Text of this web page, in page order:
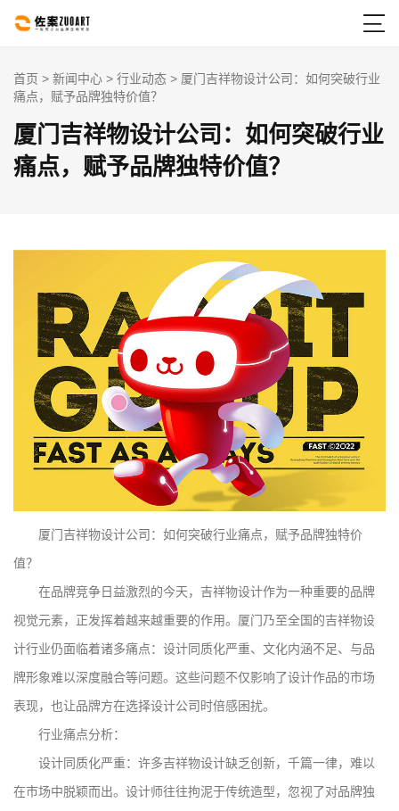

首页 > 新闻中心 > 行业动态 > 厦门吉祥物设计公司：如何突破行业
痛点，赋予品牌独特价值？
厦门吉祥物设计公司：如何突破行业
痛点，赋予品牌独特价值？
厦门吉祥物设计公司：如何突破行业痛点，赋予品牌独特价
值？
在品牌竞争日益激烈的今天，吉祥物设计作为一种重要的品牌
视觉元素，正发挥着越来越重要的作用。厦门乃至全国的吉祥物设
计行业仍面临着诸多痛点：设计同质化严重、文化内涵不足、与品
牌形象难以深度融合等问题。这些问题不仅影响了设计作品的市场
表现，也让品牌方在选择设计公司时倍感困扰。
行业痛点分析：
设计同质化严重：许多吉祥物设计缺乏创新，千篇一律，难以
在市场中脱颖而出。设计师往往拘泥于传统造型，忽视了对品牌独